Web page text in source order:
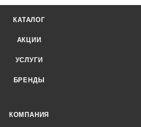
КАТАЛОГ
АКЦИИ
УСЛУГИ
БРЕНДЫ
КОМПАНИЯ